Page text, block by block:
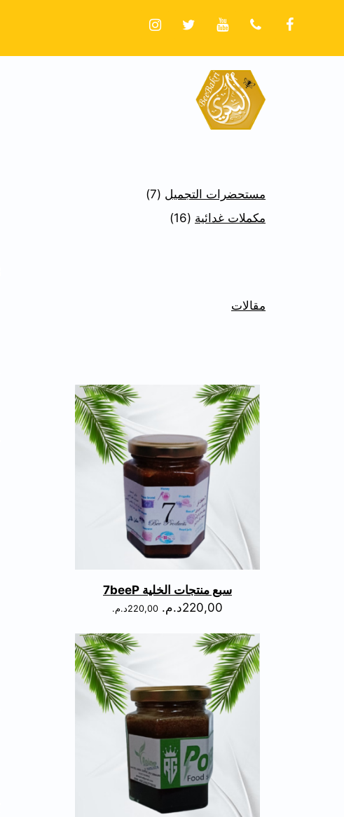
مستحضرات التجميل
7
مكملات غدائية
16
مقالات
سبع منتجات الخلية 7beeP
220,00د.م. 220,00د.م.